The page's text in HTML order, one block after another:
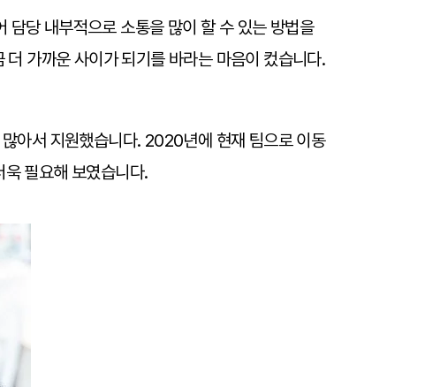
담당 내부적으로 소통을 많이 할 수 있는 방법을
가까운 사이가 되기를 바라는 마음이 컸습니다.
아서 지원했습니다. 2020년에 현재 팀으로 이동
필요해 보였습니다.